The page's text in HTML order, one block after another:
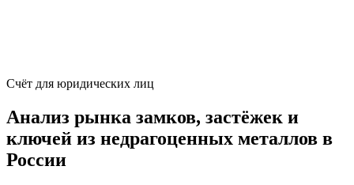
Счёт для юридических лиц
Анализ рынка замков, застёжек и
ключей из недрагоценных металлов в
России